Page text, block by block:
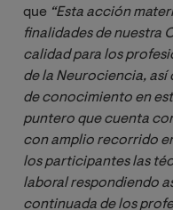
que “Esta acción
finalidades de nuestra
calidad para los
de la Neurociencia,
de conocimiento en
puntero que cuenta
con amplio recorrido
los participantes las
laboral respondiendo
continuada de los